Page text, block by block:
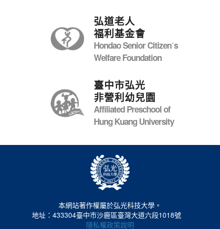
弘道老人
福利基金會
Hondao Senior Citizenˊs
Welfare Foundation
臺中市弘光
非營利幼兒園
Affiliated Preschool of
Hung Kuang University
本網站著作權屬於弘光科技大學。
地址：433304臺中市沙鹿區臺灣大道六段1018號
隱私權政策說明